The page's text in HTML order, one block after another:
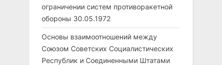
ограничении систем противоракетной
обороны 30.05.1972
Основы взаимоотношений между
Союзом Советских Социалистических
Республик и Соединенными Штатами